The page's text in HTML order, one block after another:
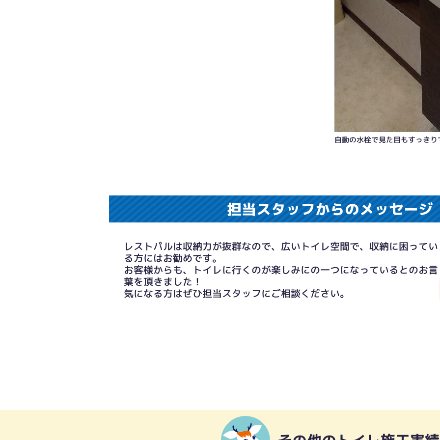
自動の水栓で見た目もすっきり
担当スタッフからのメッセージ
レストパルは収納力が抜群なので、広いトイレ空間で、収納に困ってい
る方にはお勧めです。
お客様からも、トイレに行くのが楽しみにの一つになっているとのお言
葉を頂きました！
気になる方はぜひ担当スタッフにご相談ください。